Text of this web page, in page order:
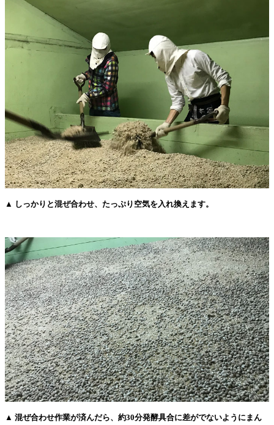
▲ しっかりと混ぜ合わせ、たっぷり空気を入れ換えます。
▲ 混ぜ合わせ作業が済んだら、約30分発酵具合に差がでないようにまん